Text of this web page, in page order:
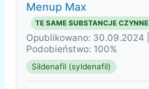
Menup Max
TE SAME SUBSTANCJE CZYNNE
Opublikowano: 30.09.2024 |
Podobieństwo: 100%
Sildenafil (syldenafil)